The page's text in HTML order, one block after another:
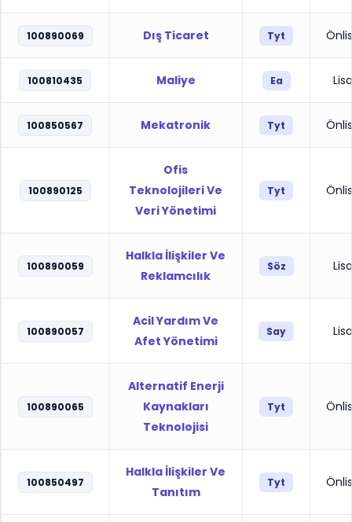
100890069 Dış Ticaret Tyt
100810435 Maliye Ea
100850567 Mekatronik Tyt
100890125
Ofis
Teknolojileri Ve
Veri Yönetimi
Tyt
100890059
Halkla İlişkiler Ve
Reklamcılık
Söz
100890057
Acil Yardım Ve
Afet Yönetimi
Say
100890065
Alternatif Enerji
Kaynakları
Teknolojisi
Tyt
100850497
Halkla İlişkiler Ve
Tanıtım
Tyt